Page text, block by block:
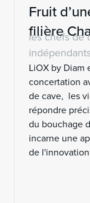
Fruit
filière
les chefs de
LiOX by Diam
concertation
de cave, les
répondre
du bouchage
incarne une
de